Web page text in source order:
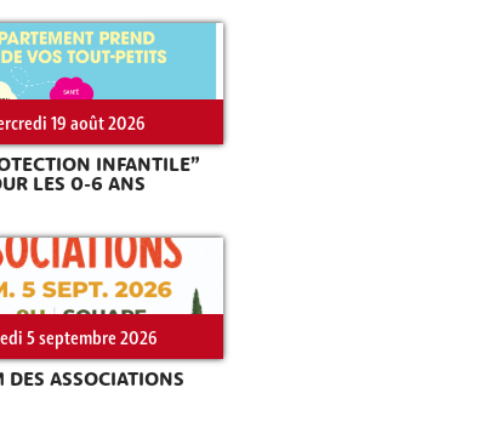
19 août 2026
INFANTILE”
LES 0-6 ANS
5 septembre 2026
DES ASSOCIATIONS